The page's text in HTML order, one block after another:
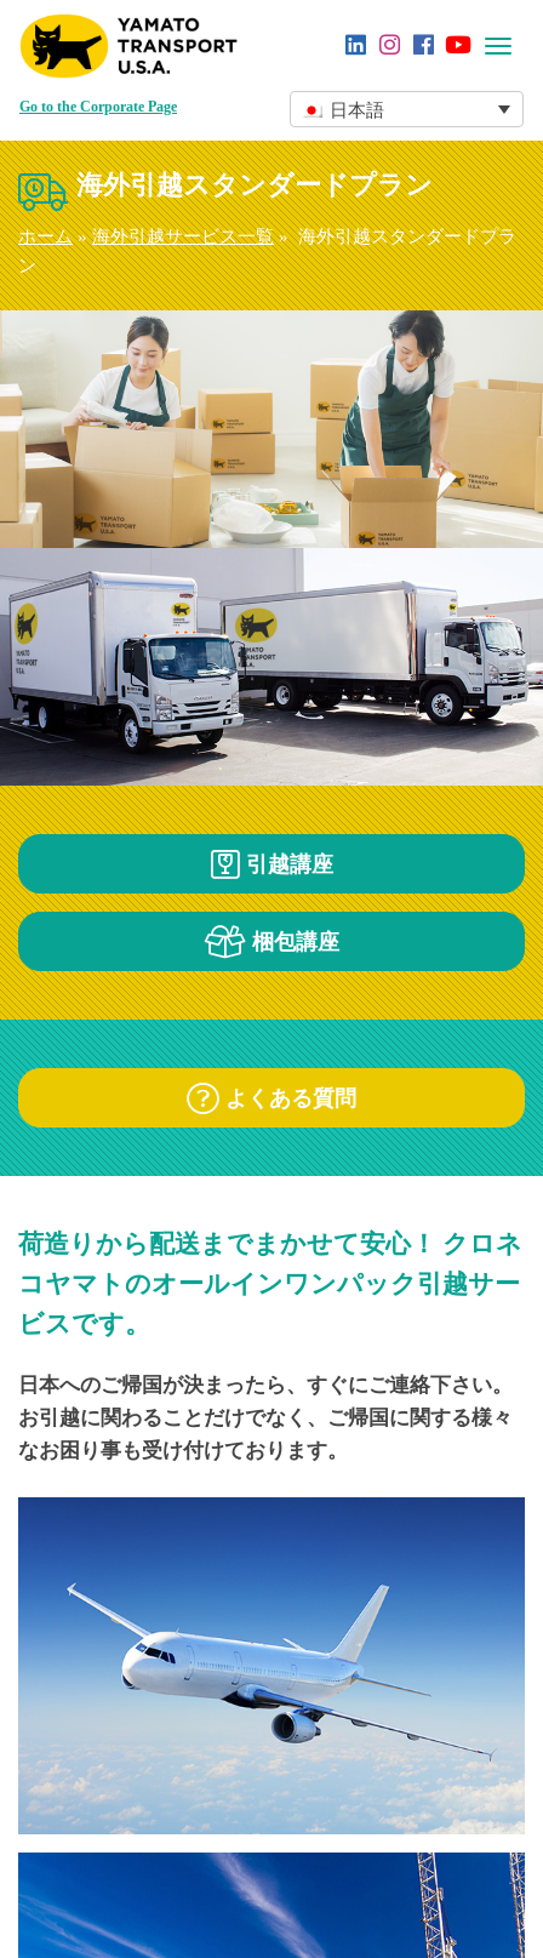
Go to the Corporate Page 日本語
海外引越スタンダードプラン
ホーム»海外引越サービス一覧» 海外引越スタンダードプラ
ン
引越講座
梱包講座
よくある質問
荷造りから配送までまかせて安心！
クロネ
コヤマトのオールインワンパック引越サー
ビスです。
日本へのご帰国が決まったら、すぐにご連絡下さい。
お引越に関わることだけでなく、ご帰国に関する様々
なお困り事も受け付けております。